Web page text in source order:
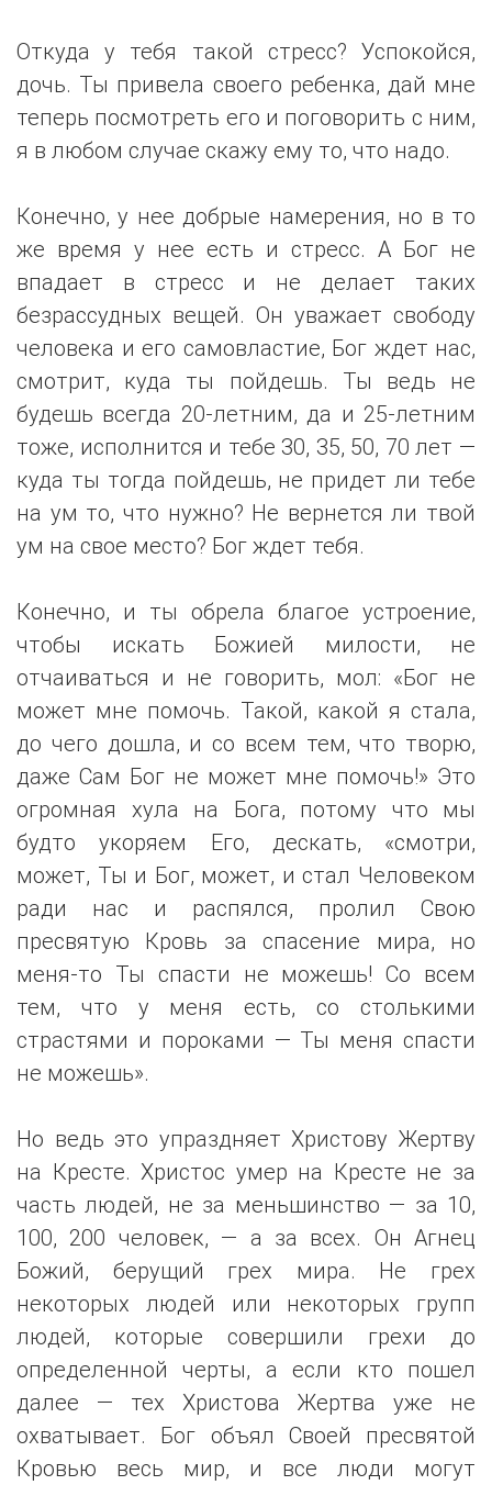
Откуда у тебя такой стресс? Успокойся,
дочь. Ты привела своего ребенка, дай мне
теперь посмотреть его и поговорить с ним,
я в любом случае скажу ему то, что надо.
Конечно, у нее добрые намерения, но в то
же время у нее есть и стресс. А Бог не
впадает в стресс и не делает таких
безрассудных вещей. Он уважает свободу
человека и его самовластие, Бог ждет нас,
смотрит, куда ты пойдешь. Ты ведь не
будешь всегда 20-летним, да и 25-летним
тоже, исполнится и тебе 30, 35, 50, 70 лет —
куда ты тогда пойдешь, не придет ли тебе
на ум то, что нужно? Не вернется ли твой
ум на свое место? Бог ждет тебя.
Конечно, и ты обрела благое устроение,
чтобы искать Божией милости, не
отчаиваться и не говорить, мол: «Бог не
может мне помочь. Такой, какой я стала,
до чего дошла, и со всем тем, что творю,
даже Сам Бог не может мне помочь!» Это
огромная хула на Бога, потому что мы
будто укоряем Его, дескать, «смотри,
может, Ты и Бог, может, и стал Человеком
ради нас и распялся, пролил Свою
пресвятую Кровь за спасение мира, но
меня-то Ты спасти не можешь! Со всем
тем, что у меня есть, со столькими
страстями и пороками — Ты меня спасти
не можешь».
Но ведь это упраздняет Христову Жертву
на Кресте. Христос умер на Кресте не за
часть людей, не за меньшинство — за 10,
100, 200 человек, — а за всех. Он Агнец
Божий, берущий грех мира. Не грех
некоторых людей или некоторых групп
людей, которые совершили грехи до
определенной черты, а если кто пошел
далее — тех Христова Жертва уже не
охватывает. Бог объял Своей пресвятой
Кровью весь мир, и все люди могут